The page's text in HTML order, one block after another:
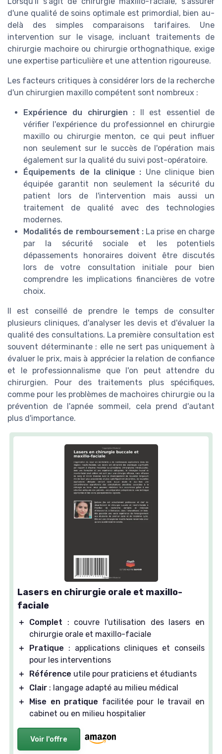
d'une qualité de soins optimale est primordial, bien au-
delà des simples comparaisons tarifaires. Une
intervention sur le visage, incluant traitements de
chirurgie machoire ou chirurgie orthognathique, exige
une expertise particulière et une attention rigoureuse.
Les facteurs critiques à considérer lors de la recherche
d'un chirurgien maxillo compétent sont nombreux :
Expérience du chirurgien : Il est essentiel de
vérifier l'expérience du professionnel en chirurgie
maxillo ou chirurgie menton, ce qui peut influer
non seulement sur le succès de l'opération mais
également sur la qualité du suivi post-opératoire.
Équipements de la clinique : Une clinique bien
équipée garantit non seulement la sécurité du
patient lors de l'intervention mais aussi un
traitement de qualité avec des technologies
modernes.
Modalités de remboursement :La prise en charge
par la sécurité sociale et les potentiels
dépassements honoraires doivent être discutés
lors de votre consultation initiale pour bien
comprendre les implications financières de votre
choix.
Il est conseillé de prendre le temps de consulter
plusieurs cliniques, d'analyser les devis et d'évaluer la
qualité des consultations. La première consultation est
souvent déterminante : elle ne sert pas uniquement à
évaluer le prix, mais à apprécier la relation de confiance
et le professionnalisme que l'on peut attendre du
chirurgien. Pour des traitements plus spécifiques,
comme pour les problèmes de machoires chirurgie ou la
prévention de l'apnée sommeil, cela prend d'autant
plus d'importance.
Lasers en chirurgie orale et maxillo-
faciale
＋ Complet : couvre l'utilisation des lasers en
chirurgie orale et maxillo-faciale
＋
Pratique : applications cliniques et conseils
pour les interventions
＋
Référence utile pour praticiens et étudiants
＋
Clair : langage adapté au milieu médical
＋
Mise en pratique facilitée pour le travail en
cabinet ou en milieu hospitalier
Voir l'offre